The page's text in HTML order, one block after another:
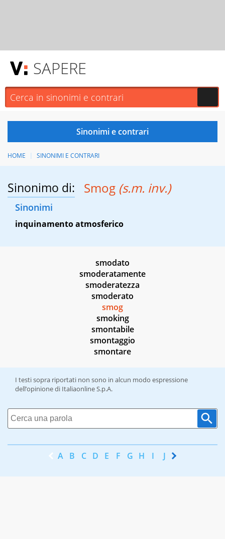
SAPERE
HOME SINONIMI E CONTRARI
Sinonimo di: Smog (s.m. inv.)
Sinonimi
inquinamento atmosferico
smodato
smoderatamente
smoderatezza
smoderato
smog
smoking
smontabile
smontaggio
smontare
I testi sopra riportati non sono in alcun modo espressione
dell’opinione di Italiaonline S.p.A.
A B C D E F G H I J K